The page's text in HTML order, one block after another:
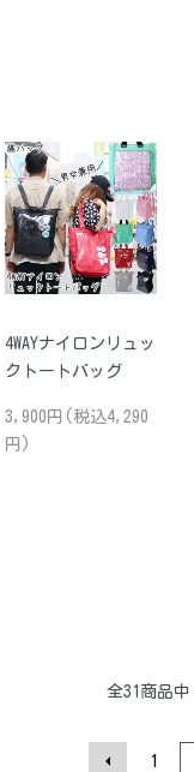
4WAYナイロンリュッ
クトートバッグ
3,900円(税込4,290
円)
全31 商品中
1